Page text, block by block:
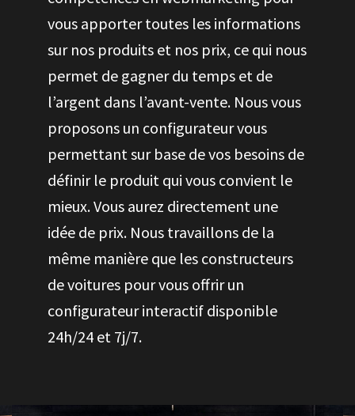
vous apporter toutes les informations
sur nos produits et nos prix, ce qui nous
permet de gagner du temps et de
l’argent dans l’avant-vente. Nous vous
proposons un configurateur vous
permettant sur base de vos besoins de
définir le produit qui vous convient le
mieux. Vous aurez directement une
idée de prix. Nous travaillons de la
même manière que les constructeurs
de voitures pour vous offrir un
configurateur interactif disponible
24h/24 et 7j/7.